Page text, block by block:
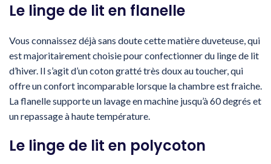
Le linge de lit en flanelle
Vous connaissez déjà sans doute cette matière duveteuse, qui
est majoritairement choisie pour confectionner du linge de lit
d’hiver. Il s’agit d’un coton gratté très doux au toucher, qui
offre un confort incomparable lorsque la chambre est fraiche.
La flanelle supporte un lavage en machine jusqu’à 60 degrés et
un repassage à haute température.
Le linge de lit en polycoton